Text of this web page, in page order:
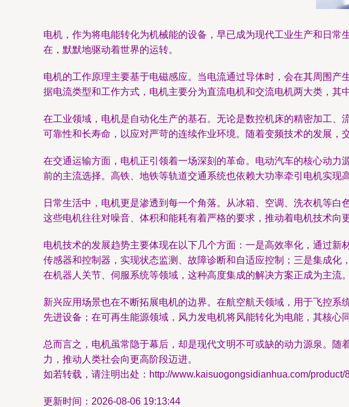
电机，作为将电能转化为机械能的设备，早已成为现代工业生产和日
在，默默地驱动着世界的运转。
电机的工作原理主要基于电磁感应。当电流通过导体时，会在其周围
据电流类型和工作方式，电机主要分为直流电机和交流电机两大类，其
在工业领域，电机是自动化生产的基石。无论是数控机床的精密加工
可靠性和长寿命，以应对严苛的连续作业环境。随着变频技术的发展，
在交通运输方面，电机正引领着一场深刻的革命。电动汽车的核心动
前的主流选择。高铁、地铁等轨道交通系统也依赖大功率牵引电机实现
日常生活中，电机更是渗透到每一个角落。从冰箱、空调、洗衣机等
这些电机往往对噪音、体积和能耗有着严格的要求，推动着电机技术向
电机技术的发展趋势主要体现在以下几个方面：一是高效率化，通过
传感器和控制器，实现状态监测、故障诊断和自适应控制；三是集成化
在机器人关节、伺服系统等领域，这种高度集成的解决方案正成为主流。
新兴应用场景也在不断拓展电机的边界。在航空航天领域，用于飞控
先进设备；在可再生能源领域，风力发电机将风能转化为电能，其核心
总而言之，电机虽常隐于幕后，却是现代文明不可或缺的动力源泉。
力，推动人类社会向更高阶段迈进。
如若转载，请注明出处：http://www.kaisuogongsidianhua.com/product/
更新时间：2026-08-06 19:13:44